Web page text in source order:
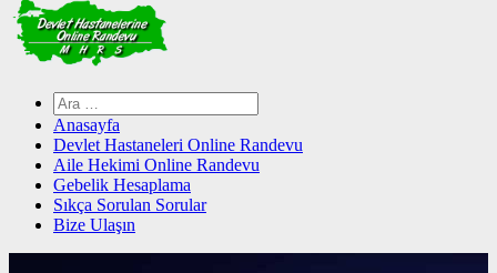
Arama:
Anasayfa
Devlet Hastaneleri Online Randevu
Aile Hekimi Online Randevu
Gebelik Hesaplama
Sıkça Sorulan Sorular
Bize Ulaşın